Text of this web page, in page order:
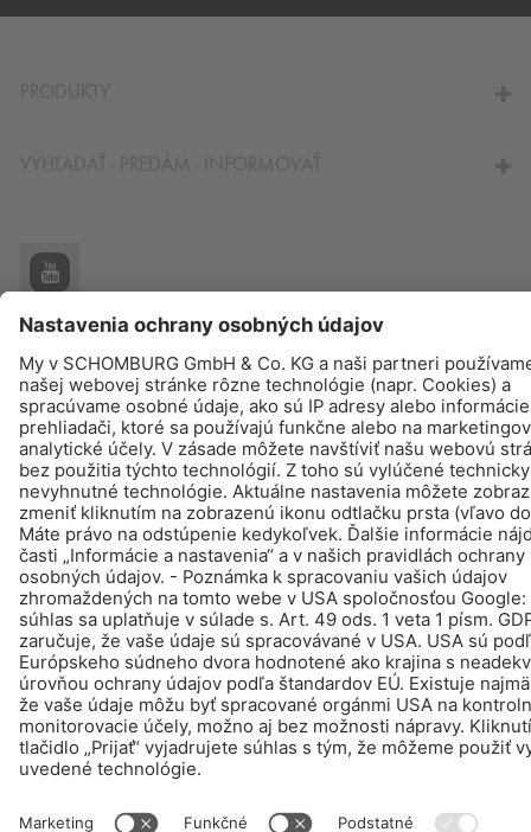
© Schomburg.Tiráž| Informácie o ochrane osobných údajov pre návštevníkov webovej
stránky
Design & realizácia +| LOUIS INTERNET